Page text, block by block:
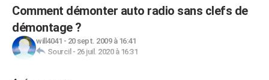
Comment démonter auto radio sans clefs de
démontage ?
will4041 - 20 sept. 2009 à 16:41
Sourcil - 26 juil. 2020 à 16:31